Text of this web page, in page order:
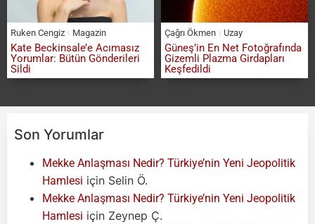
Ruken Cengiz Magazin
Kate Beckinsale’e Acımasız
Yorumlar: Bütün Gönderileri
Sildi
Çağrı Ökmen Uzay
Güneş’in En Net Fotoğrafında
Gizemli Plazma Girdapları
Keşfedildi
Son Yorumlar
Mekke Anlaşması Nedir? Türkiye’nin Yeni Jeopolitik
Hamlesi için Selin Ö.
Mekke Anlaşması Nedir? Türkiye’nin Yeni Jeopolitik
Hamlesi için Zeynep Ç.